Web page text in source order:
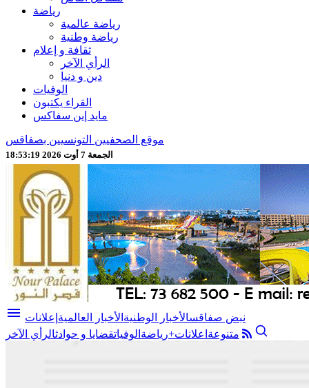
رياضة
رياضة عالمية
رياضة وطنية
ثقافة و إعلام
الرأي الآخر
دين و دنيا
الوفيات
القراء يكتبون
مايد إين سفاكس
موقع الصحفيين التونسيين بصفاقس
الجمعة 7 أوت 2026 18:53:21
menu نبض صفاقسالأخبار الوطنية الأخبار العالمية إعلانات
متنوعة اعلانات+رياضة الوفياتقضايا و حوادثالرأي الآخر